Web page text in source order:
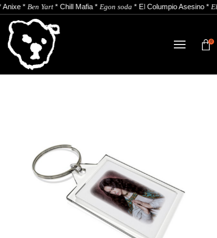
Anixe*Ben Yart*Chill Mafia*Egon soda*El Columpio Asesino*
DENDA
KONTAKTUA.
Instagram Youtube Spotify
Pribatutasun-politika
0